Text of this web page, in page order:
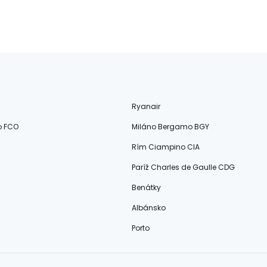
Ryanair
Miláno Bergamo BGY
Rím Ciampino CIA
Paríž Charles de Gaulle CDG
Benátky
Albánsko
Porto